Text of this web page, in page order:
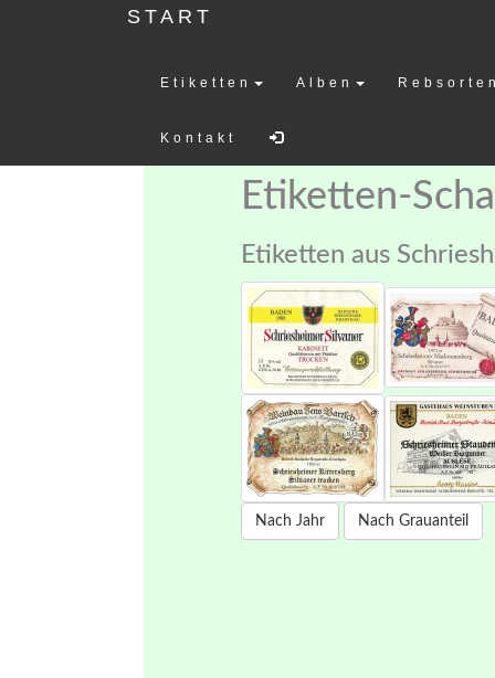
START
Etiketten Alben
Kontakt
Etiketten-
Etiketten aus
Nach Jahr Nach Grauanteil